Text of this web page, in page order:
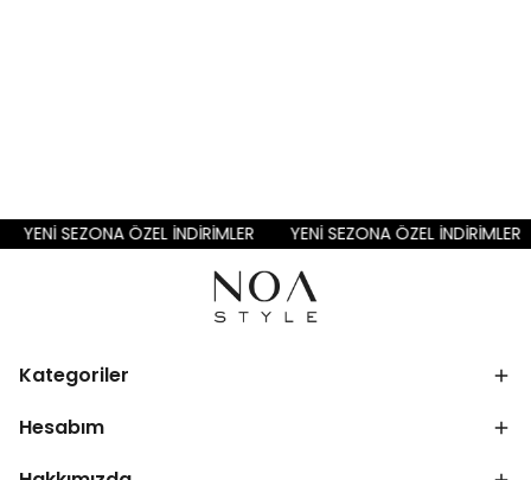
YENİ SEZONA ÖZEL İNDİRİMLER YENİ SEZONA ÖZEL İNDİRİMLER
Kategoriler
Hesabım